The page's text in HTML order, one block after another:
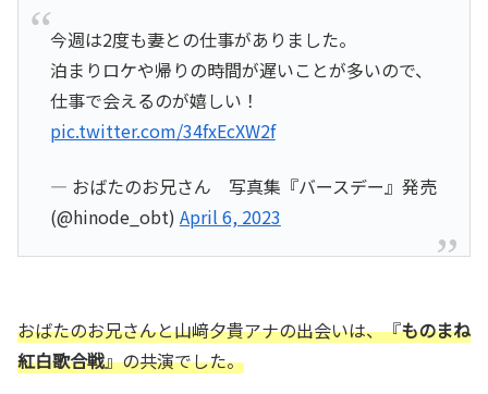
今週は2度も妻との仕事がありました。
泊まりロケや帰りの時間が遅いことが多いので、
仕事で会えるのが嬉しい！
pic.twitter.com/34fxEcXW2f
— おばたのお兄さん 写真集『バースデー』発売
(@hinode_obt) April 6, 2023
おばたのお兄さんと山﨑夕貴アナの出会いは、『ものまね
紅白歌合戦』の共演でした。